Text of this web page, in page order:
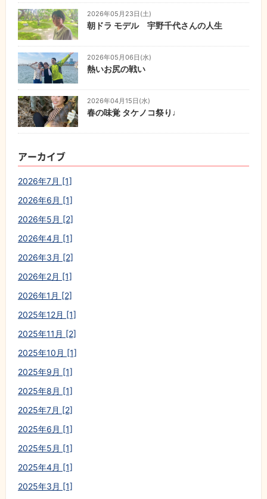
2026年05月23日(土)
朝ドラ モデル 宇野千代さんの人生
2026年05月06日(水)
熱いお尻の戦い
2026年04月15日(水)
春の味覚 タケノコ祭り♩
アーカイブ
2026年7月 [1]
2026年6月 [1]
2026年5月 [2]
2026年4月 [1]
2026年3月 [2]
2026年2月 [1]
2026年1月 [2]
2025年12月 [1]
2025年11月 [2]
2025年10月 [1]
2025年9月 [1]
2025年8月 [1]
2025年7月 [2]
2025年6月 [1]
2025年5月 [1]
2025年4月 [1]
2025年3月 [1]